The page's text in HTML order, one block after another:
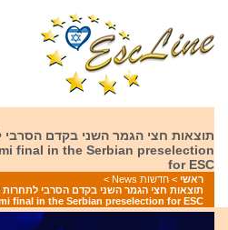
final in the Serbian preselection
for ESC
ראשי > חדשות News
>
final in the Serbian preselection for ESC